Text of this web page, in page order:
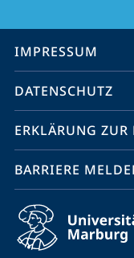
Service-
Navigation
IMPRESSUM
DATENSCHUTZ
ERKLÄRUNG ZUR
BARRIERE